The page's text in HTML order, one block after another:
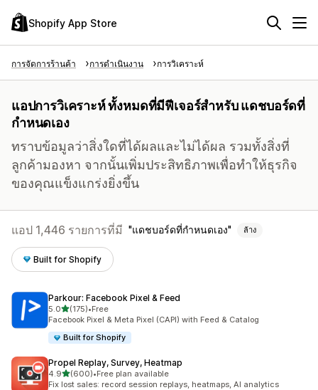
Shopify App Store
การจัดการร้านค้า การดำเนินงาน การวิเคราะห์
แอปการวิเคราะห์ ทั้งหมดที่มีฟีเจอร์สำหรับ แดชบอร์ดที่
กำหนดเอง
ทราบข้อมูลว่าสิ่งใดที่ได้ผลและไม่ได้ผล รวมทั้งสิ่งที่
ลูกค้ามองหา จากนั้นเพิ่มประสิทธิภาพเพื่อทำให้ธุรกิจ
ของคุณแข็งแกร่งยิ่งขึ้น
แอป 1,446 รายการที่มี แดชบอร์ดที่กำหนดเอง ล้าง
Built for Shopify
Parkour: Facebook Pixel & Feed
5.0เต็ม 5 ดาว
(175)
ทั้งหมด 175 รีวิว
•Free
Facebook Pixel & Meta Pixel (CAPI) with Feed & Catalog
Built for Shopify
Propel Replay, Survey, Heatmap
4.9เต็ม 5 ดาว
(600)
ทั้งหมด 600 รีวิว
•Free plan available
Fix lost sales: record session replays, heatmaps, AI analytics